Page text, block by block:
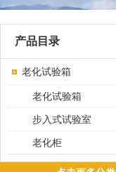
产品目录
老化试验箱
老化试验箱
步入式试验室
老化柜